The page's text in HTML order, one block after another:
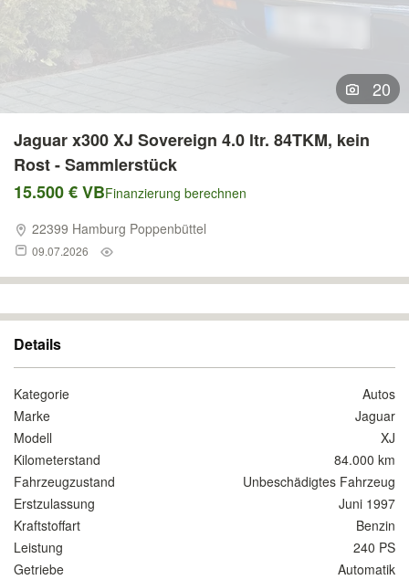
20
Jaguar x300 XJ Sovereign 4.0 ltr. 84TKM, kein
Rost - Sammlerstück
15.500 € VBFinanzierung berechnen
22399 Hamburg Poppenbüttel
09.07.2026
Details
Kategorie
Autos
Marke
Jaguar
Modell
XJ
Kilometerstand
84.000 km
Fahrzeugzustand
Unbeschädigtes Fahrzeug
Erstzulassung
Juni 1997
Kraftstoffart
Benzin
Leistung
240 PS
Getriebe
Automatik